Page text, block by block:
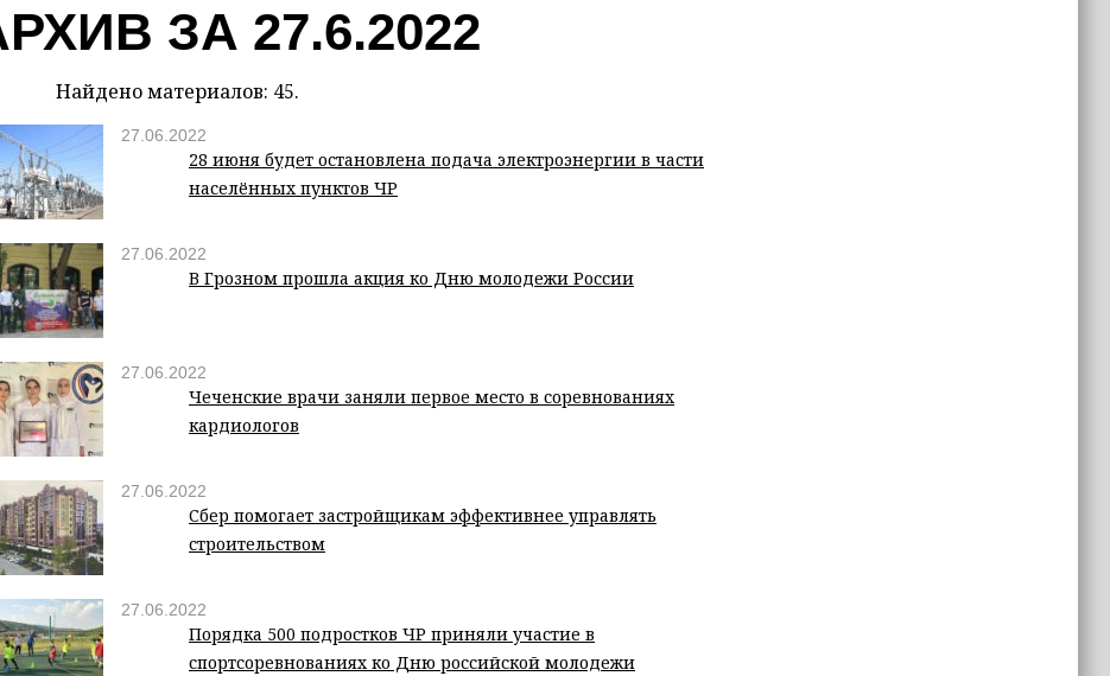
ЗА 27.6.2022
Найдено материалов: 45.
27.06.2022
28 июня будет остановлена подача электроэнергии в части
населённых пунктов ЧР
27.06.2022
В Грозном прошла акция ко Дню молодежи России
27.06.2022
Чеченские врачи заняли первое место в соревнованиях
кардиологов
27.06.2022
Сбер помогает застройщикам эффективнее управлять
строительством
27.06.2022
Порядка 500 подростков ЧР приняли участие в
спортсоревнованиях ко Дню российской молодежи